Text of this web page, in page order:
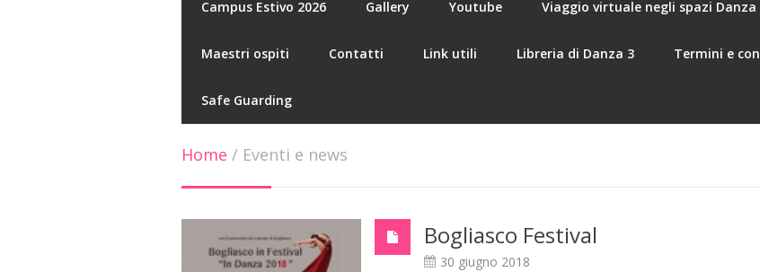
Campus Estivo 2026 Gallery Youtube Viaggio virtuale negli spazi Danza
Maestri ospiti Contatti Link utili Libreria di Danza 3 Termini e
Safe Guarding
Home / Eventi e news
Bogliasco Festival
30 giugno 2018